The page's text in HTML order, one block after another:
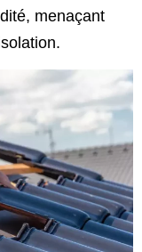
menaçant